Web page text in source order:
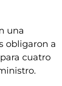
una
obligaron a
cuatro